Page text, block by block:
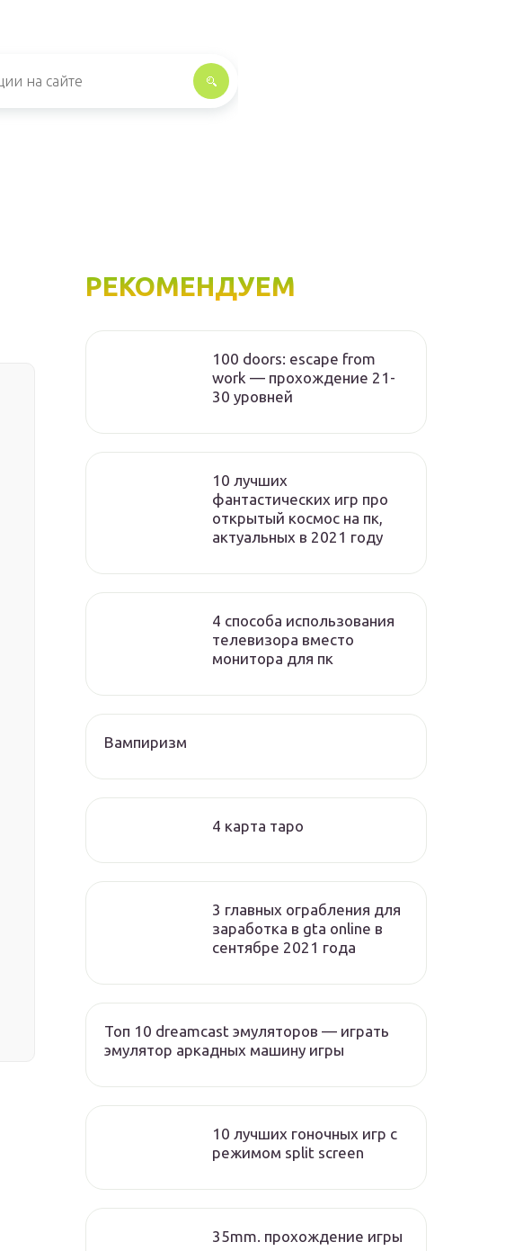
РЕКОМЕНДУЕМ
100 doors: escape from
work — прохождение 21-
30 уровней
10 лучших
фантастических игр про
открытый космос на пк,
актуальных в 2021 году
4 способа использования
телевизора вместо
монитора для пк
Вампиризм
4 карта таро
3 главных ограбления для
заработка в gta online в
сентябре 2021 года
Топ 10 dreamcast эмуляторов — играть
эмулятор аркадных машину игры
10 лучших гоночных игр c
режимом split screen
35mm. прохождение игры